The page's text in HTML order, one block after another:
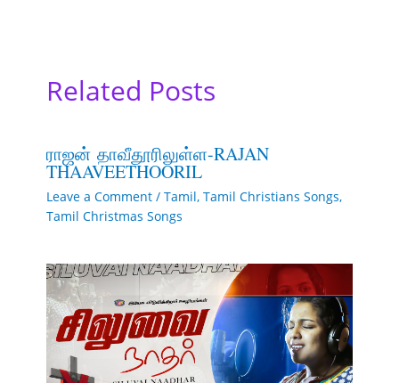
Related Posts
ராஜன் தாவீதூரிலுள்ள-RAJAN
THAAVEETHOORIL
Leave a Comment / Tamil, Tamil Christians Songs,
Tamil Christmas Songs